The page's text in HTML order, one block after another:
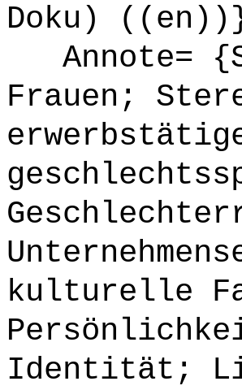
Doku)
Annote=
Frauen;
kulturelle
Identität;